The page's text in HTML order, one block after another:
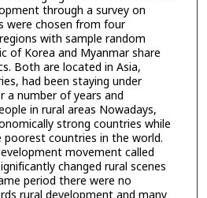
through a survey on
were chosen from four
with sample random
of Korea and Myanmar share
Both are located in Asia,
had been staying under
number of years and
in rural areas Nowadays,
strong countries while
countries in the world.
movement called
changed rural scenes
period there were no